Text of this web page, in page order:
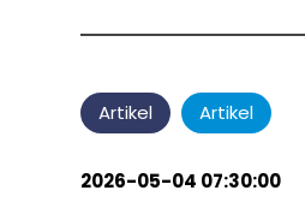
Artikel Artikel
2026-05-04 07:30:00